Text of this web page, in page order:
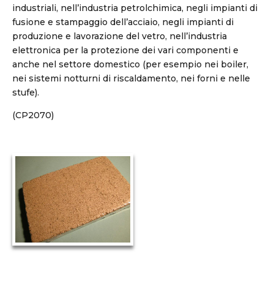
industriali, nell’industria petrolchimica, negli impianti di
fusione e stampaggio dell’acciaio, negli impianti di
produzione e lavorazione del vetro, nell’industria
elettronica per la protezione dei vari componenti e
anche nel settore domestico (per esempio nei boiler,
nei sistemi notturni di riscaldamento, nei forni e nelle
stufe).
(CP2070)